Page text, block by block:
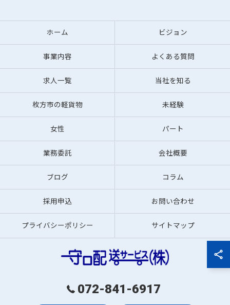
072-841-6917
ホーム ビジョン
事業内容 よくある質問
求人一覧 当社を知る
枚方市の軽貨物 未経験
女性 パート
業務委託 会社概要
ブログ コラム
採用申込 お問い合わせ
プライバシーポリシー サイトマップ